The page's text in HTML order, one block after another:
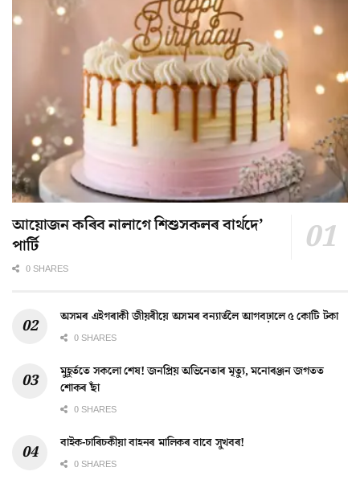
আয়োজন কৰিব নালাগে শিশুসকলৰ বাৰ্থদে’
পাৰ্টি
0 SHARES
অসমৰ এইগৰাকী জীয়ৰীয়ে অসমৰ বন্যাৰ্তলৈ আগবঢ়ালে ৫ কোটি টকা
0 SHARES
মুহূৰ্ততে সকলো শেষ! জনপ্ৰিয় অভিনেতাৰ মৃত্যু, মনোৰঞ্জন জগতত
শোকৰ ছাঁ
0 SHARES
বাইক-চাৰিচকীয়া বাহনৰ মালিকৰ বাবে সুখবৰ!
0 SHARES